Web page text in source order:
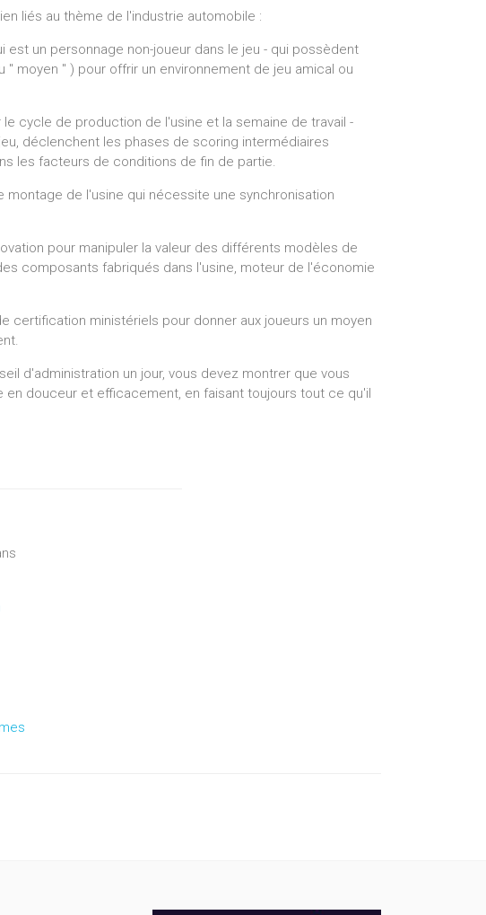
liés au thème de l'industrie automobile :
est un personnage non-joueur dans le jeu - qui possèdent
" moyen " ) pour offrir un environnement de jeu amical ou
le cycle de production de l'usine et la semaine de travail -
déclenchent les phases de scoring intermédiaires
les facteurs de conditions de fin de partie.
montage de l'usine qui nécessite une synchronisation
pour manipuler la valeur des différents modèles de
composants fabriqués dans l'usine, moteur de l'économie
certification ministériels pour donner aux joueurs un moyen
d'administration un jour, vous devez montrer que vous
en douceur et efficacement, en faisant toujours tout ce qu'il